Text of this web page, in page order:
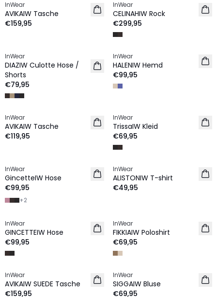
NEU
InWear
AVIKAIW Tasche
€159,95
NEU
InWear
CELINAHIW Rock
€299,95
NEU
InWear
DIAZIW Culotte Hose /
Shorts
€79,95
NEU
InWear
HALENIW Hemd
€99,95
NEU
InWear
AVIKAIW Tasche
€119,95
NEU
InWear
TrissaIW Kleid
€69,95
NEU
InWear
GincetteIW Hose
€99,95
+2
NEU
InWear
ALISTONIW T-shirt
€49,95
NEU
InWear
GINCETTEIW Hose
€99,95
NEU
InWear
FIKKIAIW Poloshirt
€69,95
NEU
InWear
AVIKAIW SUEDE Tasche
€159,95
NEU
InWear
SIGGAIW Bluse
€69,95